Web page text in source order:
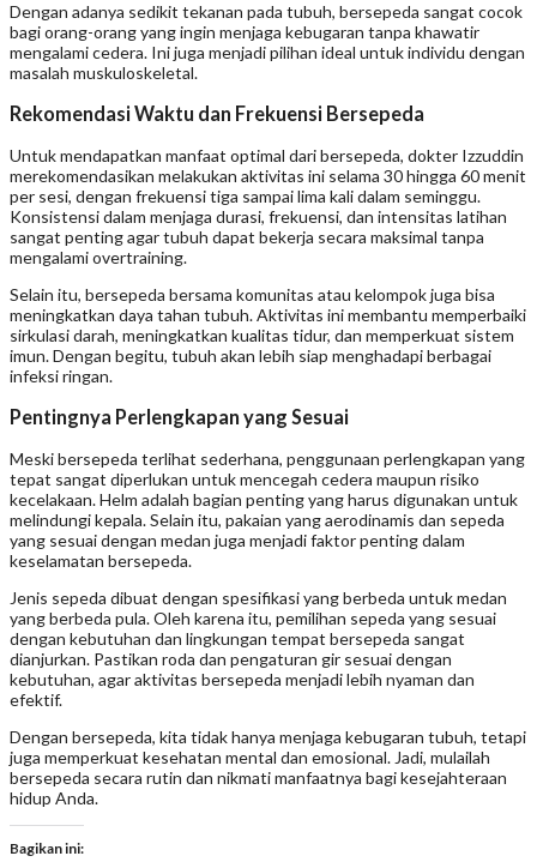
Dengan adanya sedikit tekanan pada tubuh, bersepeda sangat cocok
bagi orang-orang yang ingin menjaga kebugaran tanpa khawatir
mengalami cedera. Ini juga menjadi pilihan ideal untuk individu dengan
masalah muskuloskeletal.
Rekomendasi Waktu dan Frekuensi Bersepeda
Untuk mendapatkan manfaat optimal dari bersepeda, dokter Izzuddin
merekomendasikan melakukan aktivitas ini selama 30 hingga 60 menit
per sesi, dengan frekuensi tiga sampai lima kali dalam seminggu.
Konsistensi dalam menjaga durasi, frekuensi, dan intensitas latihan
sangat penting agar tubuh dapat bekerja secara maksimal tanpa
mengalami overtraining.
Selain itu, bersepeda bersama komunitas atau kelompok juga bisa
meningkatkan daya tahan tubuh. Aktivitas ini membantu memperbaiki
sirkulasi darah, meningkatkan kualitas tidur, dan memperkuat sistem
imun. Dengan begitu, tubuh akan lebih siap menghadapi berbagai
infeksi ringan.
Pentingnya Perlengkapan yang Sesuai
Meski bersepeda terlihat sederhana, penggunaan perlengkapan yang
tepat sangat diperlukan untuk mencegah cedera maupun risiko
kecelakaan. Helm adalah bagian penting yang harus digunakan untuk
melindungi kepala. Selain itu, pakaian yang aerodinamis dan sepeda
yang sesuai dengan medan juga menjadi faktor penting dalam
keselamatan bersepeda.
Jenis sepeda dibuat dengan spesifikasi yang berbeda untuk medan
yang berbeda pula. Oleh karena itu, pemilihan sepeda yang sesuai
dengan kebutuhan dan lingkungan tempat bersepeda sangat
dianjurkan. Pastikan roda dan pengaturan gir sesuai dengan
kebutuhan, agar aktivitas bersepeda menjadi lebih nyaman dan
efektif.
Dengan bersepeda, kita tidak hanya menjaga kebugaran tubuh, tetapi
juga memperkuat kesehatan mental dan emosional. Jadi, mulailah
bersepeda secara rutin dan nikmati manfaatnya bagi kesejahteraan
hidup Anda.
Bagikan ini: